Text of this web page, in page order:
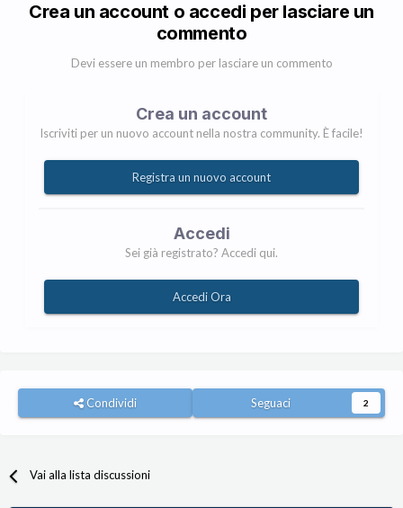
Crea un account o accedi per lasciare un
commento
Devi essere un membro per lasciare un commento
Crea un account
Iscriviti per un nuovo account nella nostra community. È facile!
Registra un nuovo account
Accedi
Sei già registrato? Accedi qui.
Accedi Ora
Condividi Seguaci 2
Vai alla lista discussioni